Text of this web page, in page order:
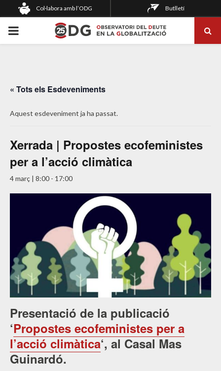
Col·labora amb l’ODG Butlletí
PRIMARY
« Tots els Esdeveniments
Aquest esdeveniment ja ha passat.
Xerrada | Propostes ecofeministes
per a l’acció climàtica
4 març | 8:00 - 17:00
Presentació de la publicació
‘Propostes ecofeministes per a
l’acció climàtica‘, al Casal Mas
Guinardó.